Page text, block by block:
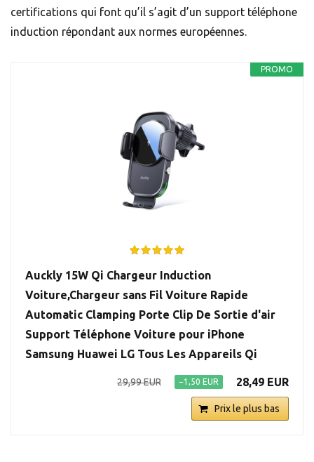
certifications qui font qu’il s’agit d’un support téléphone
induction répondant aux normes européennes.
PROMO
Auckly 15W Qi Chargeur Induction
Voiture,Chargeur sans Fil Voiture Rapide
Automatic Clamping Porte Clip De Sortie d'air
Support Téléphone Voiture pour iPhone
Samsung Huawei LG Tous Les Appareils Qi
29,99 EUR −1,50 EUR 28,49 EUR
Prix le plus bas